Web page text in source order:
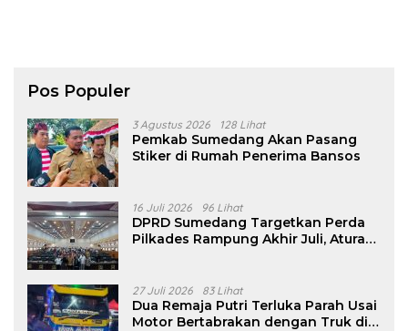
Pos Populer
3 Agustus 2026 128 Lihat
Pemkab Sumedang Akan Pasang
Stiker di Rumah Penerima Bansos
16 Juli 2026 96 Lihat
DPRD Sumedang Targetkan Perda
Pilkades Rampung Akhir Juli, Aturan
27 Juli 2026 83 Lihat
Dua Remaja Putri Terluka Parah Usai
Motor Bertabrakan dengan Truk di